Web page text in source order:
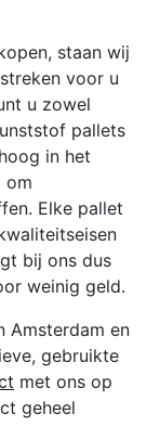
staan wij
voor u
u zowel
pallets
in het
om
Elke pallet
bij ons dus
weinig geld.
Amsterdam en
gebruikte
met ons op
geheel